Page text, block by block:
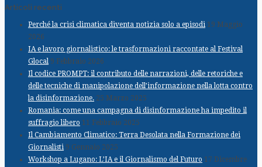
Articoli recenti
Perché la crisi climatica diventa notizia solo a episodi 19 Maggio
2026
IA e lavoro giornalistico: le trasformazioni raccontate al Festival
Glocal 9 Febbraio 2026
Il codice PROMPT: il contributo delle narrazioni, delle retoriche e
delle tecniche di manipolazione dell’informazione nella lotta contro
la disinformazione. 25 Marzo 2025
Romania: come una campagna di disinformazione ha impedito il
suffragio libero 11 Febbraio 2025
Il Cambiamento Climatico: Terra Desolata nella Formazione dei
Giornalisti 9 Gennaio 2025
Workshop a Lugano: L’IA e il Giornalismo del Futuro 17 Dicembre